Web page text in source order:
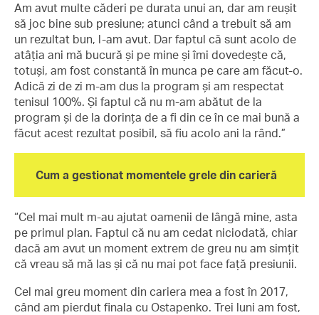
Am avut multe căderi pe durata unui an, dar am reușit
să joc bine sub presiune; atunci când a trebuit să am
un rezultat bun, l-am avut. Dar faptul că sunt acolo de
atâția ani mă bucură și pe mine și îmi dovedește că,
totuși, am fost constantă în munca pe care am făcut-o.
Adică zi de zi m-am dus la program și am respectat
tenisul 100%. Și faptul că nu m-am abătut de la
program și de la dorința de a fi din ce în ce mai bună a
făcut acest rezultat posibil, să fiu acolo ani la rând.”
Cum a gestionat momentele grele din carieră
“Cel mai mult m-au ajutat oamenii de lângă mine, asta
pe primul plan. Faptul că nu am cedat niciodată, chiar
dacă am avut un moment extrem de greu nu am simțit
că vreau să mă las și că nu mai pot face față presiunii.
Cel mai greu moment din cariera mea a fost în 2017,
când am pierdut finala cu Ostapenko. Trei luni am fost,